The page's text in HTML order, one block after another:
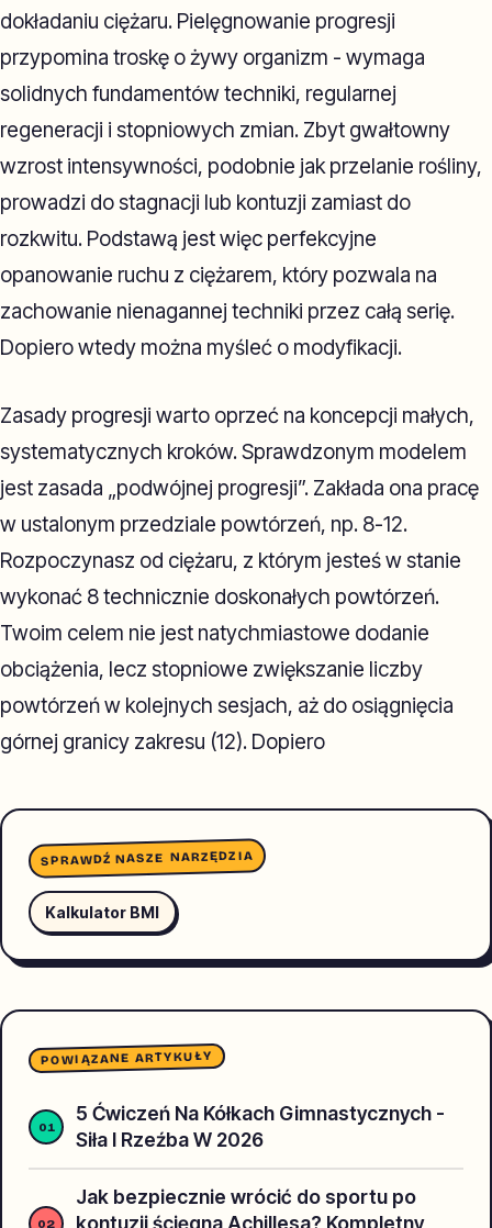
dokładaniu ciężaru. Pielęgnowanie progresji
przypomina troskę o żywy organizm - wymaga
solidnych fundamentów techniki, regularnej
regeneracji i stopniowych zmian. Zbyt gwałtowny
wzrost intensywności, podobnie jak przelanie rośliny,
prowadzi do stagnacji lub kontuzji zamiast do
rozkwitu. Podstawą jest więc perfekcyjne
opanowanie ruchu z ciężarem, który pozwala na
zachowanie nienagannej techniki przez całą serię.
Dopiero wtedy można myśleć o modyfikacji.
Zasady progresji warto oprzeć na koncepcji małych,
systematycznych kroków. Sprawdzonym modelem
jest zasada „podwójnej progresji”. Zakłada ona pracę
w ustalonym przedziale powtórzeń, np. 8-12.
Rozpoczynasz od ciężaru, z którym jesteś w stanie
wykonać 8 technicznie doskonałych powtórzeń.
Twoim celem nie jest natychmiastowe dodanie
obciążenia, lecz stopniowe zwiększanie liczby
powtórzeń w kolejnych sesjach, aż do osiągnięcia
górnej granicy zakresu (12). Dopiero
SPRAWDŹ NASZE NARZĘDZIA
Kalkulator BMI
POWIĄZANE ARTYKUŁY
5 Ćwiczeń Na Kółkach Gimnastycznych -
Siła I Rzeźba W 2026
Jak bezpiecznie wrócić do sportu po
kontuzji ścięgna Achillesa? Kompletny